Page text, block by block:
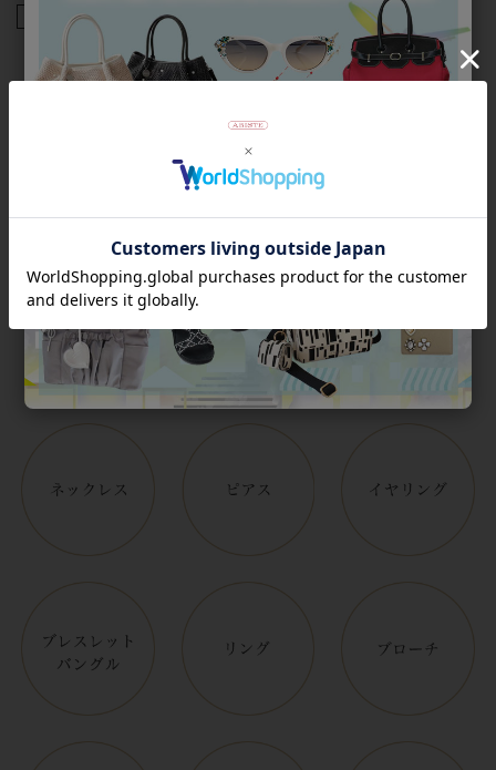
商品番号 5250015
Category
アイテムカテゴリー